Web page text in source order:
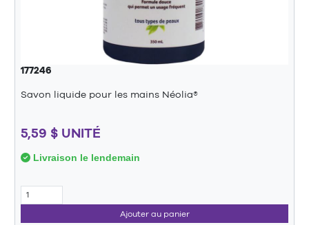
177246
Savon liquide pour les mains Néolia®
5,59 $ UNITÉ
Livraison le lendemain
Ajouter au panier